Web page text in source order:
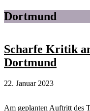
Dortmund
Scharfe Kritik
Dortmund
22. Januar 2023
Am geplanten Auftritt des